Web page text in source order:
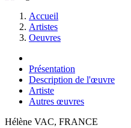
Accueil
Artistes
Oeuvres
Présentation
Description de l'œuvre
Artiste
Autres œuvres
Hélène VAC, FRANCE